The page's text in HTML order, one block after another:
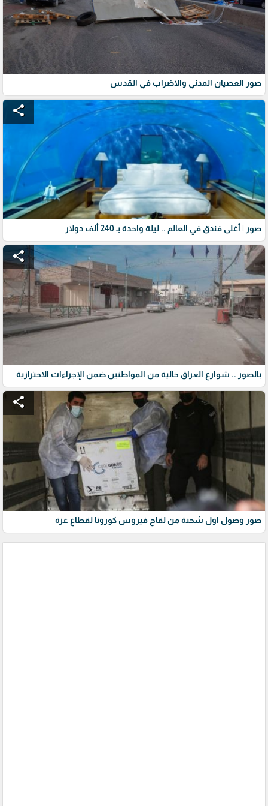
صور العصيان المدني والاضراب في القدس
share
صور | أغلى فندق في العالم .. ليلة واحدة بـ 240 ألف دولار
share
بالصور .. شوارع العراق خالية من المواطنين ضمن الإجراءات الاحترازية
share
صور وصول اول شحنة من لقاح فيروس كورونا لقطاع غزة